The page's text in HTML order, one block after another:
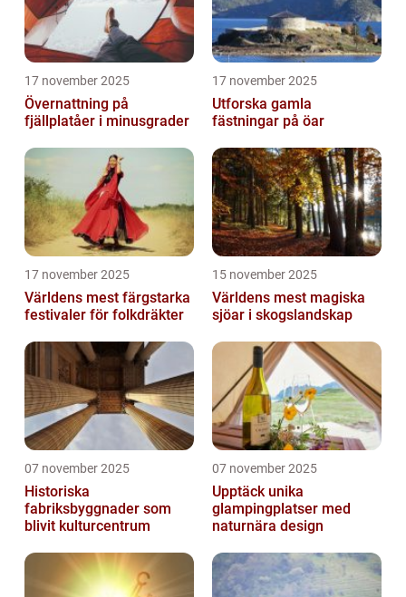
17 november 2025
Övernattning på
fjällplatåer i minusgrader
17 november 2025
Utforska gamla
fästningar på öar
17 november 2025
Världens mest färgstarka
festivaler för folkdräkter
15 november 2025
Världens mest magiska
sjöar i skogslandskap
07 november 2025
Historiska
fabriksbyggnader som
blivit kulturcentrum
07 november 2025
Upptäck unika
glampingplatser med
naturnära design